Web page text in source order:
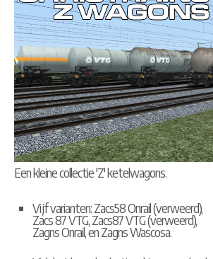
Een kleine collectie 'Z' ketelwagons.
Vijf varianten: Zacs58 Onrail (verweerd),
Zacs 87 VTG, Zacs87 VTG (verweerd),
Zagns Onrail, en Zagns Wascosa.